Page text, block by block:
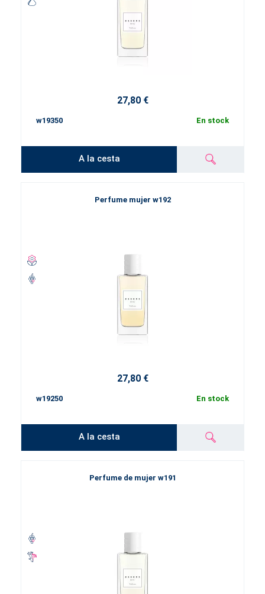
27,80 €
w19350 En stock
A la cesta
Perfume mujer w192
27,80 €
w19250 En stock
A la cesta
Perfume de mujer w191